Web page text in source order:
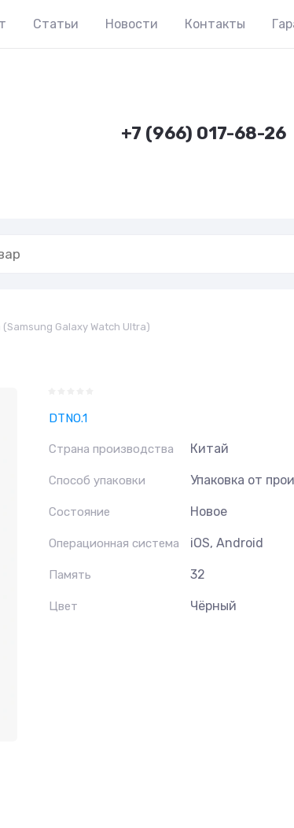
Статьи Новости Контакты
+7 (966) 017-68-26
(Samsung Galaxy Watch Ultra)
DTNO.1
Страна производства Китай
Способ упаковки Упаковка от
Состояние Новое
Операционная система iOS, Android
Память 32
Цвет Чёрный